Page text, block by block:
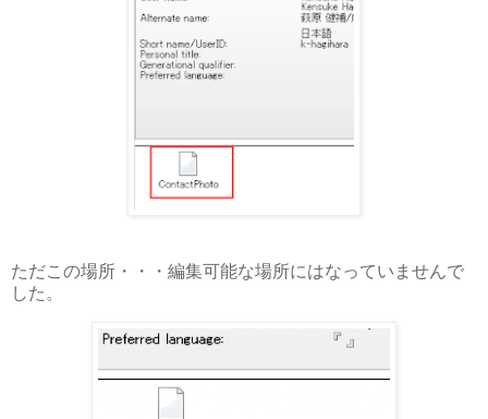
ただこの場所・・・編集可能な場所にはなっていませんで
した。